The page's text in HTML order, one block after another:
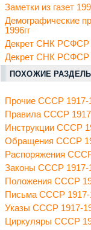
Заметки из газет
Демографические
1996гг
Декрет СНК РСФСР
Декрет СНК РСФСР
ПОХОЖИЕ
Прочие СССР 1917-
Правила СССР
Инструкции СССР
Обращения СССР
Распоряжения
Законы СССР 1917-
Положения СССР
Письма СССР 1917-
Указы СССР 1917-
Циркуляры СССР